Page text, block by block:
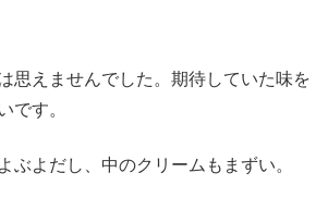
思えませんでした。期待していた味を
です。
ぶよだし、中のクリームもまずい。